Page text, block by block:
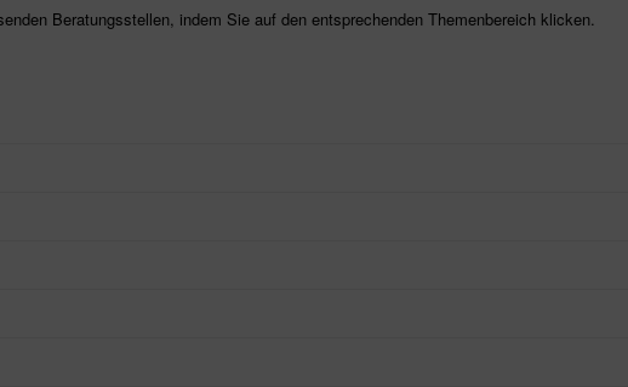
Beratungsstellen, indem Sie auf den entsprechenden Themenbereich klicken.